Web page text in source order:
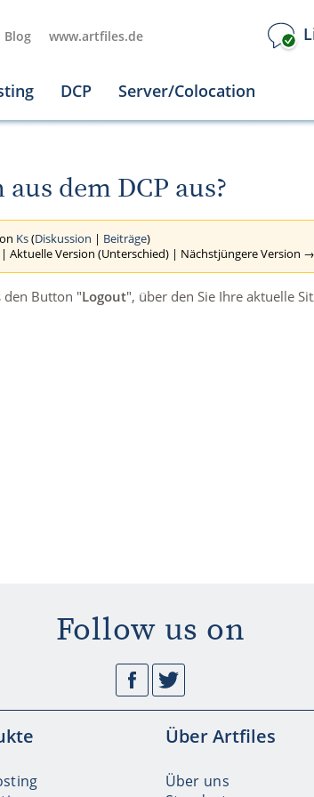
Blog www.artfiles.de
DCP Server/Colocation
dem DCP aus?
Ks(Diskussion | Beiträge)
| Aktuelle Version (Unterschied) | Nächstjüngere Version
den Button "Logout", über den Sie Ihre aktuelle
Follow us on
Über Artfiles
Über uns